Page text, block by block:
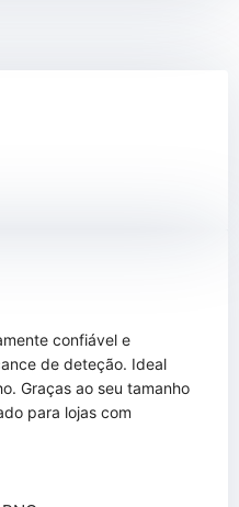
confiável e
de deteção. Ideal
Graças ao seu tamanho
para lojas com